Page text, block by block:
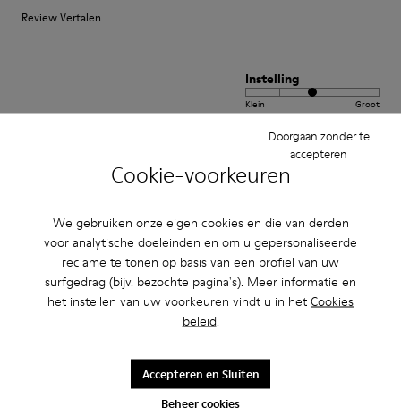
Cookie-voorkeuren
We gebruiken onze eigen cookies en die van derden
voor analytische doeleinden en om u gepersonaliseerde
reclame te tonen op basis van een profiel van uw
surfgedrag (bijv. bezochte pagina's). Meer informatie en
het instellen van uw voorkeuren vindt u in het Cookies
beleid.
Beheer cookies
Doorgaan zonder te
accepteren
Accepteren en Sluiten
Review Vertalen
Instelling
Klein Groot
GARANTIA DE ÉXITO. ESPECTACULAR COMPRAS SALUD. 10
Producto magnífico espectacular súper cómodo utilizo las pelotas desde
2010 y son una maravilla. Tengo como 7 modelos diferentes de pelotas y
estoy encantado. El diseño calidad y resultado inigualable...
Meer weergeven
Instelling